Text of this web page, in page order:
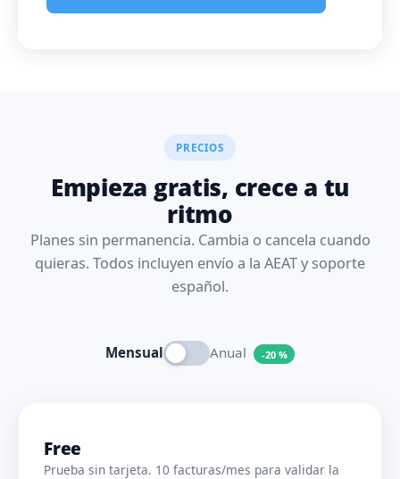
PRECIOS
Empieza gratis, crece a tu
ritmo
Planes sin permanencia. Cambia o cancela cuando
quieras. Todos incluyen envío a la AEAT y soporte
español.
Mensual Anual -20 %
Free
Prueba sin tarjeta. 10 facturas/mes para validar la